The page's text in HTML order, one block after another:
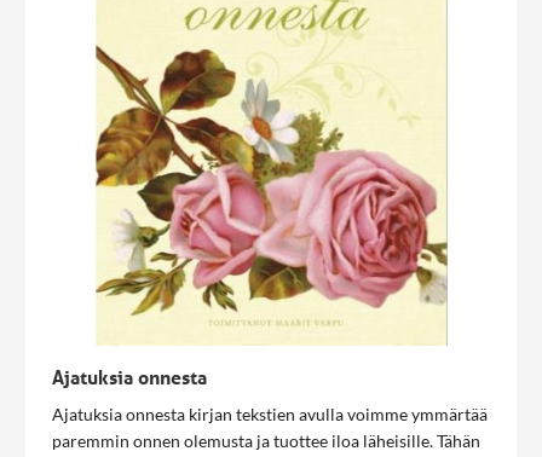
Ajatuksia onnesta
Ajatuksia onnesta kirjan tekstien avulla voimme ymmärtää
paremmin onnen olemusta ja tuottee iloa läheisille. Tähän